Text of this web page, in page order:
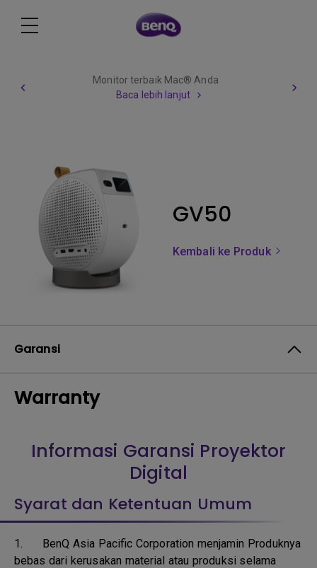
Monitor terbaik Mac® Anda
Baca lebih lanjut
GV50
Kembali ke Produk
Garansi
Warranty
Informasi Garansi Proyektor
Digital
Syarat dan Ketentuan Umum
1. BenQ Asia Pacific Corporation menjamin Produknya
bebas dari kerusakan material atau produksi selama